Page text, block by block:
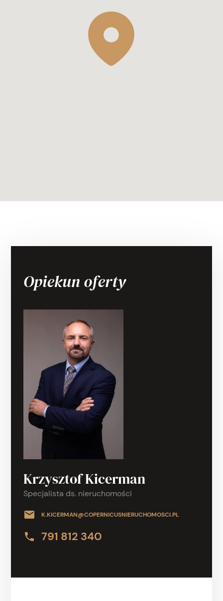
Opiekun oferty
Krzysztof Kicerman
Specjalista ds. nieruchomości
K.KICERMAN@COPERNICUSNIERUCHOMOSCI.PL
791 812 340